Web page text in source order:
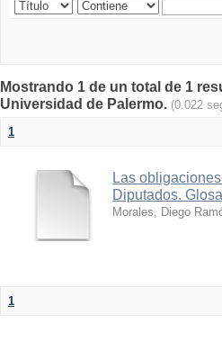
Mostrando 1 de un total de 1
Universidad de Palermo. (0.022
1
Las
Diputados.
Morales, Diego
1